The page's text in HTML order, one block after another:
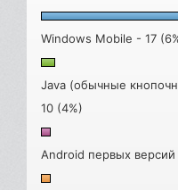
Windows Mobile - 17
Java (обычные
10 (4%)
Android первых версий